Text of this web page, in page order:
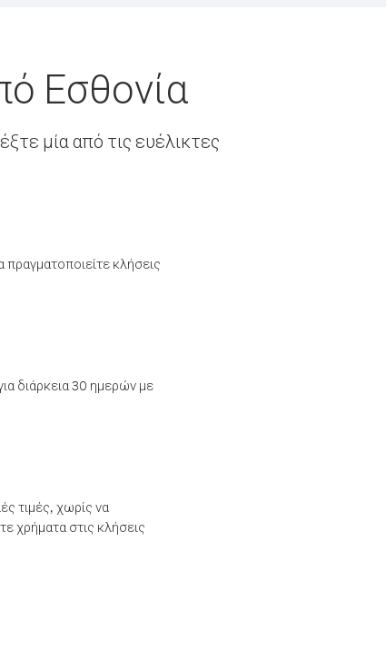
Εσθονία
μία από τις ευέλικτες
κλήσεις
διάρκεια 30 ημερών με
τιμές, χωρίς να
χρήματα στις κλήσεις